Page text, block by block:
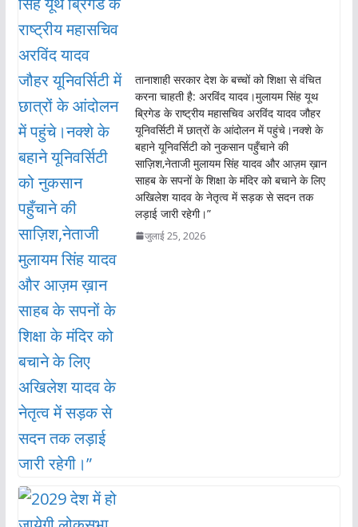
तानाशाही सरकार देश के बच्चों को शिक्षा से वंचित
करना चाहती है: अरविंद यादव।मुलायम सिंह यूथ
ब्रिगेड के राष्ट्रीय महासचिव अरविंद यादव जौहर
यूनिवर्सिटी में छात्रों के आंदोलन में पहुंचे।नक्शे के
बहाने यूनिवर्सिटी को नुकसान पहुँचाने की
साज़िश,नेताजी मुलायम सिंह यादव और आज़म ख़ान
साहब के सपनों के शिक्षा के मंदिर को बचाने के लिए
अखिलेश यादव के नेतृत्व में सड़क से सदन तक
लड़ाई जारी रहेगी।”
जुलाई 25, 2026